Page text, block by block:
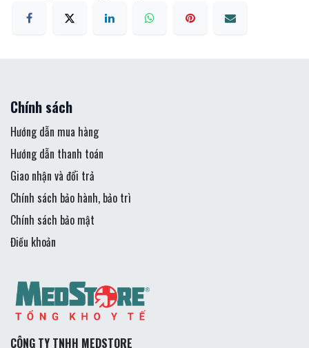
Chính sách
Hướng dẫn mua hàng
Hướng dẫn thanh toán
Giao nhận và đổi trả
Chính sách bảo hành, bảo trì
Chính sách bảo mật
Điều khoản
CÔNG TY TNHH MEDSTORE